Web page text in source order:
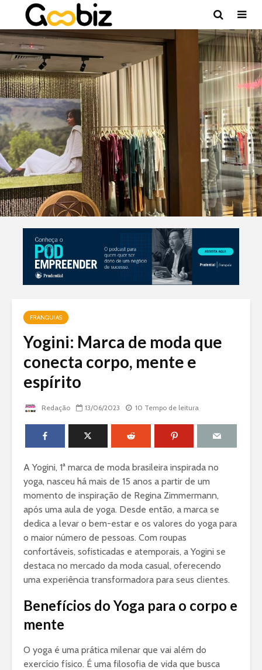
FRANQUIAS
Yogini: Marca de moda que
conecta corpo, mente e
espírito
Redação 13/06/2023 10 Tempo de leitura
A Yogini, 1ª marca de moda brasileira inspirada no
yoga, nasceu há mais de 15 anos a partir de um
momento de inspiração de Regina Zimmermann,
após uma aula de yoga. Desde então, a marca se
dedica a levar o bem-estar e os valores do yoga para
o maior número de pessoas. Com roupas
confortáveis, sofisticadas e atemporais, a Yogini se
destaca no mercado da moda casual, oferecendo
uma experiência transformadora para seus clientes.
Benefícios do Yoga para o corpo e
mente
O yoga é uma prática milenar que vai além do
exercício físico. É uma filosofia de vida que busca